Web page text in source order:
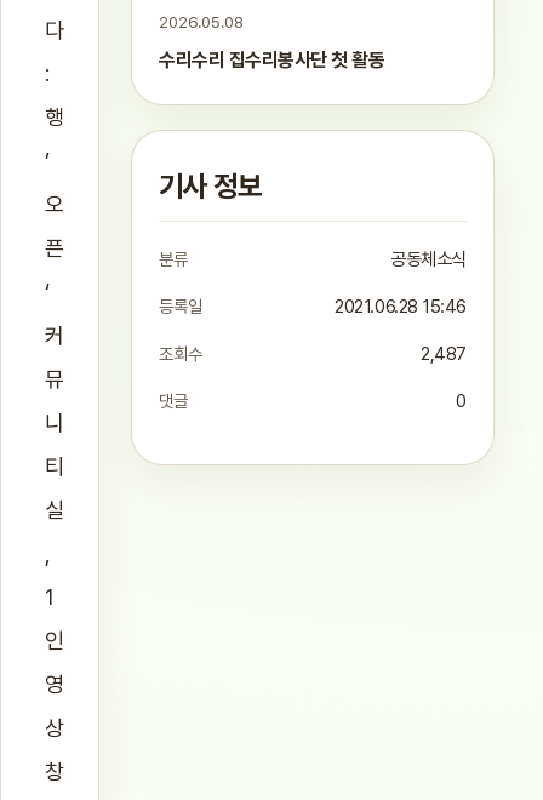
다
:
행
’
오
픈
‘
커
뮤
니
티
실
1
인
영
상
창
2026.05.08
수리수리 집수리봉사단 첫 활동
기사 정보
분류 공동체소식
등록일 2021.06.28 15:46
조회수 2,487
댓글 0